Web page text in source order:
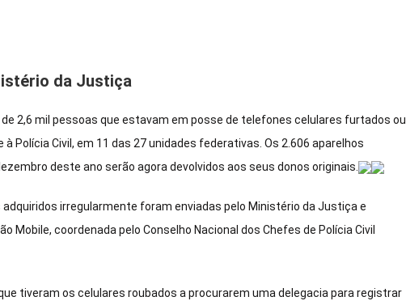
da Justiça
2,6 mil pessoas que estavam em posse de telefones celulares furtados ou
Polícia Civil, em 11 das 27 unidades federativas. Os 2.606 aparelhos
deste ano serão agora devolvidos aos seus donos originais.
irregularmente foram enviadas pelo Ministério da Justiça e
Mobile, coordenada pelo Conselho Nacional dos Chefes de Polícia Civil
tiveram os celulares roubados a procurarem uma delegacia para registrar